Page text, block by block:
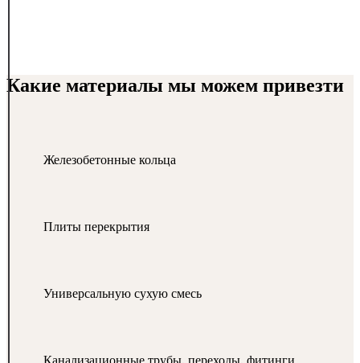
Какие материалы мы можем привезти
Железобетонные кольца
Плиты перекрытия
Универсальную сухую смесь